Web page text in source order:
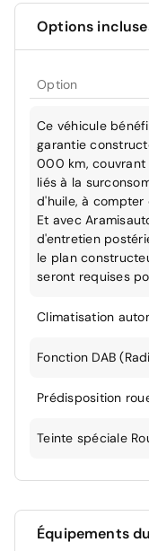
Options
Option
Ce véhicule
garantie
000 km, couvrant
liés à la
d'huile, à
Et avec
d'entretien
le plan
seront requises
Climatisation
Fonction DAB
Prédisposition
Teinte spéciale
Équipements